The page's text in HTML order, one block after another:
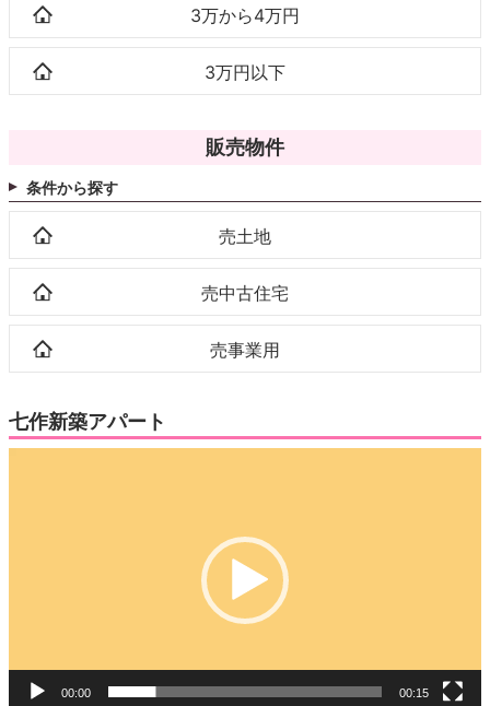
3万から4万円
3万円以下
販売物件
条件から探す
売土地
売中古住宅
売事業用
七作新築アパート
00:00 00:15